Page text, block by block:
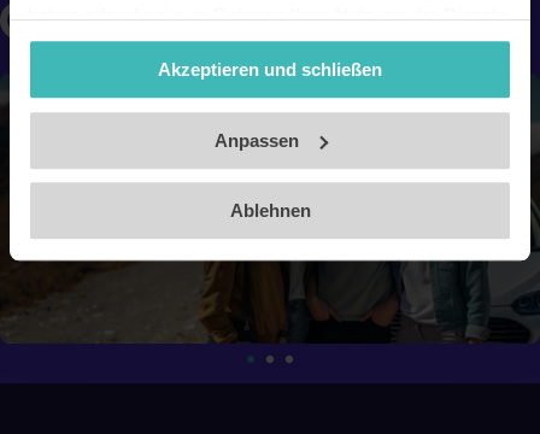
haben oder die sie im Rahmen Ihrer Nutzung der Dienste
gesammelt haben. Unsere Datenschutzerklärung finden
Impressum
Akzeptieren und schließen
Anpassen
Ablehnen